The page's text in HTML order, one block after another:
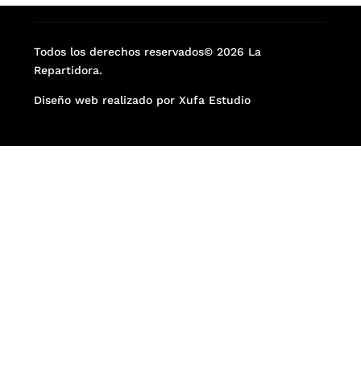
Todos los derechos reservados© 2026 La
Repartidora.
Diseño web realizado por Xufa Estudio